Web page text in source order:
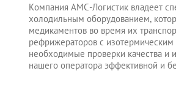
Компания АМС-Логистик владеет
холодильным оборудованием,
медикаментов во время их
рефрижераторов с
необходимые проверки качества и
нашего оператора эффективной и